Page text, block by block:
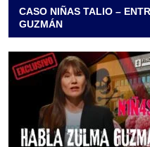
CASO NIÑAS TALIO –
GUZMÁN